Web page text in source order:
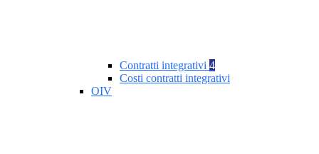
Contratti integrativi 4
Costi contratti integrativi
OIV